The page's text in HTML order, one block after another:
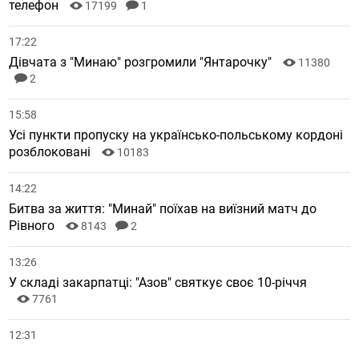
телефон 17199 1
17:22
Дівчата з "Минаю" розгромили "Янтарочку"
11380
2
15:58
Усі пункти пропуску на українсько-польському кордоні
розблоковані
10183
14:22
Битва за життя: "Минай" поїхав на виїзний матч до
Рівного
8143 2
13:26
У складі закарпатці: "Азов" святкує своє 10-річчя
7761
12:31